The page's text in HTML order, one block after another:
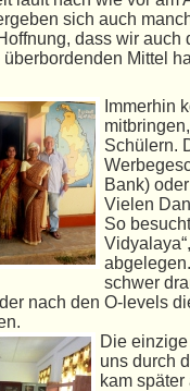
sich auch
dass wir auch
Mittel
Immerhin
Schülern.
Bank)
Vielen
So
schwer
nach den O-levels
Die
uns durch
kam